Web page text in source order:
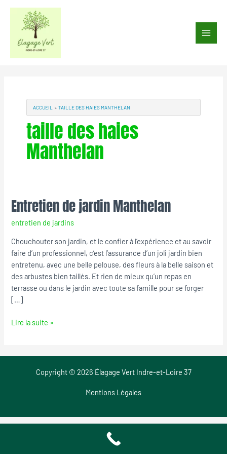
Aller
contenu
Main
ACCUEIL TAILLE DES HAIES MANTHELAN
taille des haies
Manthelan
Entretien de jardin Manthelan
entretien de jardins
Chouchouter son jardin, et le confier à l’expérience et au savoir
faire d’un professionnel, c’est l’assurance d’un joli jardin bien
entretenu, avec une belle pelouse, des fleurs à la belle saison et
des arbustes bien taillés. Et rien de mieux qu’un repas en
terrasse ou dans le jardin avec toute sa famille pour se forger
[…]
Entretien
de
jardin
Manthelan
Lire la suite »
Copyright © 2026 Élagage Vert Indre-et-Loire 37
Mentions Légales